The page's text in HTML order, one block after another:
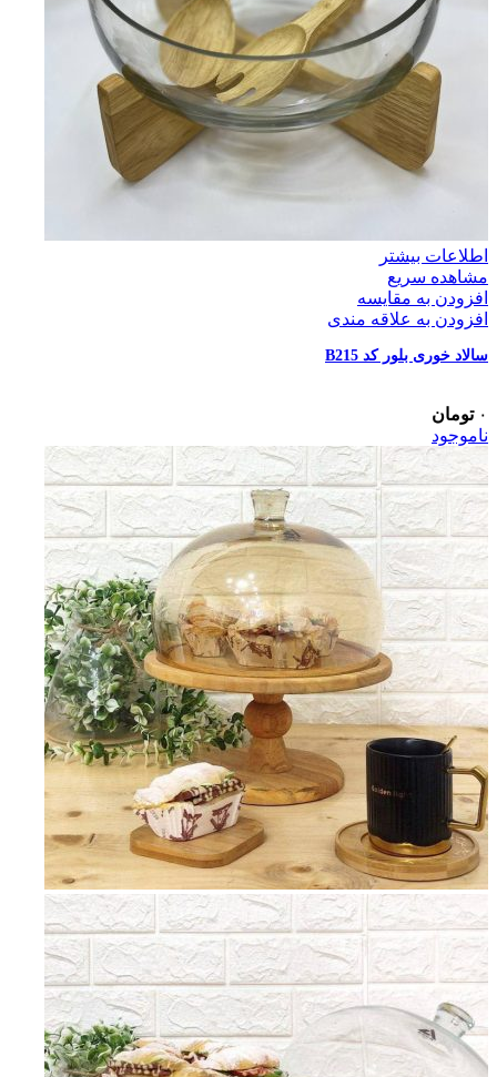
اطلاعات بیشتر
مشاهده سریع
افزودن به مقایسه
افزودن به علاقه مندی
سالاد خوری بلور کد B215
۰ تومان
ناموجود